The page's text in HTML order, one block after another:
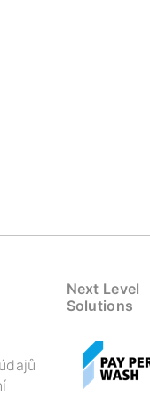
Next Level
Solutions